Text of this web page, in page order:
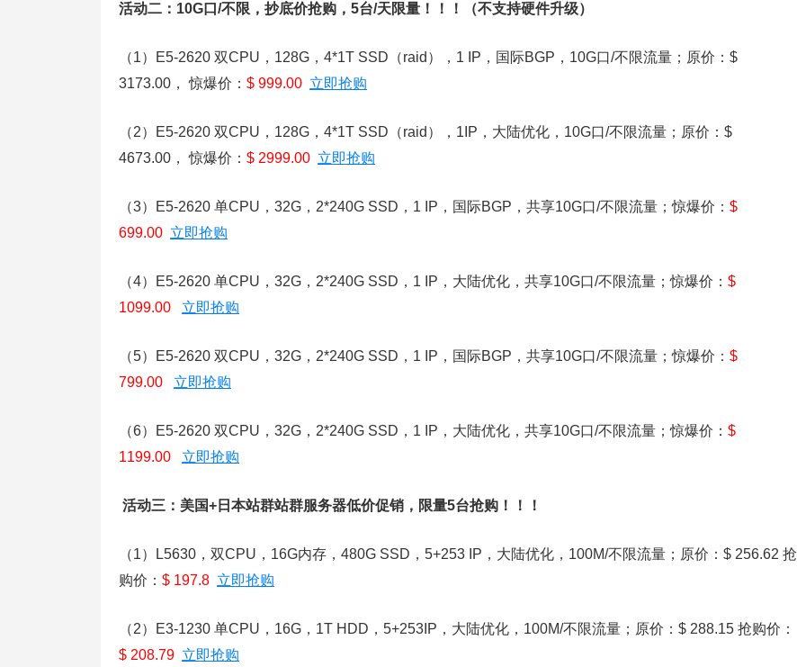
活动二：10G口/不限，抄底价抢购，5台/天限量！！！（不支持硬件升级）
（1）E5-2620 双CPU，128G，4*1T SSD（raid），1 IP，国际BGP，10G口/不限流量；原价：$
3173.00， 惊爆价： $ 999.00 立即抢购
（2）E5-2620 双CPU，128G，4*1T SSD（raid），1IP，大陆优化，10G口/不限流量；原价：$
4673.00， 惊爆价： $ 2999.00 立即抢购
（3）E5-2620 单CPU，32G，2*240G SSD，1 IP，国际BGP，共享10G口/不限流量；惊爆价： $
699.00 立即抢购
（4）E5-2620 单CPU，32G，2*240G SSD，1 IP，大陆优化，共享10G口/不限流量；惊爆价： $
1099.00
立即抢购
（5）E5-2620 双CPU，32G，2*240G SSD，1 IP，国际BGP，共享10G口/不限流量；惊爆价： $
799.00
立即抢购
（6）E5-2620 双CPU，32G，2*240G SSD，1 IP，大陆优化，共享10G口/不限流量；惊爆价： $
1199.00
立即抢购
活动三：美国+日本站群站群服务器低价促销，限量5台抢购！！！
（1）L5630，双CPU，16G内存，480G SSD，5+253 IP，大陆优化，100M/不限流量；原价：$ 256.62 抢
购价： $ 197.8 立即抢购
（2）E3-1230 单CPU，16G，1T HDD，5+253IP，大陆优化，100M/不限流量；原价：$ 288.15 抢购价：
$ 208.79 立即抢购